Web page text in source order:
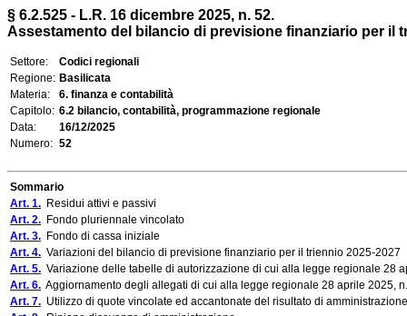
§ 6.2.525 - L.R. 16 dicembre 2025, n. 52.
Assestamento del bilancio di previsione finanziario per il
Settore:
Codici regionali
Regione: Basilicata
Materia:
6. finanza e contabilità
Capitolo: 6.2 bilancio, contabilità, programmazione regionale
Data:
16/12/2025
Numero: 52
Sommario
Art. 1. Residui attivi e passivi
Art. 2. Fondo pluriennale vincolato
Art. 3. Fondo di cassa iniziale
Art. 4. Variazioni del bilancio di previsione finanziario per il triennio 2025-2027
Art. 5. Variazione delle tabelle di autorizzazione di cui alla legge regionale 28
Art. 6. Aggiornamento degli allegati di cui alla legge regionale 28 aprile 2025,
Art. 7. Utilizzo di quote vincolate ed accantonate del risultato di